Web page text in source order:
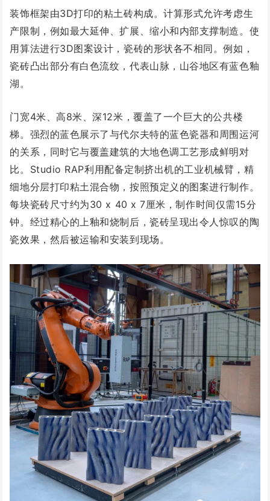
装饰框架由3D打印的粘土砖构成。计算形式允许考虑生
产限制，例如最大延伸、扩展、缩小和内部支撑制造。使
用算法进行3D图案设计，瓷砖的形状各不相同。例如，
瓷砖凸出部分有白色流纹，代表山脉，山谷地区有蓝色釉
湖。
门宽4米、高8米、深12米，覆盖了一个巨大的公共楼
梯。强烈的蓝色展示了与代尔夫特的蓝色瓷器和周围运河
的关系，同时它与覆盖建筑的大地色调工艺形成鲜明对
比。Studio RAP利用配备定制挤出机的工业机械臂，精
细地分层打印粘土混合物，按照预定义的图案进行制作。
每块瓷砖尺寸约为30 x 40 x 7厘米，制作时间仅需15分
钟。经过精心的上釉和烧制后，瓷砖呈现出令人惊叹的陶
瓷效果，然后被运输和安装到现场。